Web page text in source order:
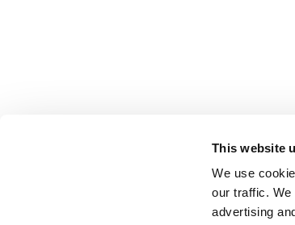
This website
We use
our traffic.
advertising